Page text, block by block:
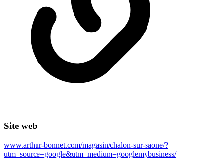
Site web
www.arthur-bonnet.com/magasin/chalon-sur-saone/?
utm_source=google&utm_medium=googlemybusiness/